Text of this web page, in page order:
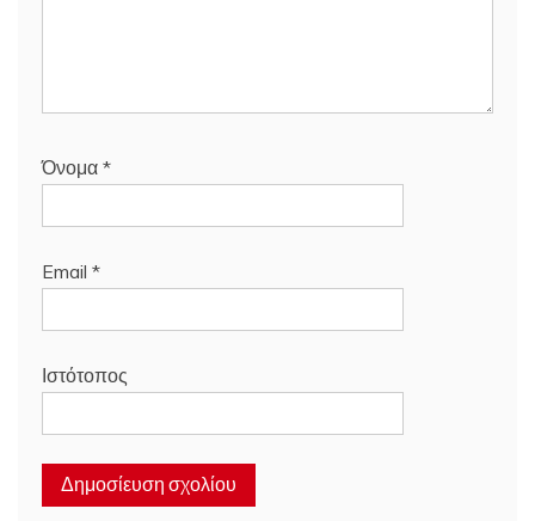
Όνομα *
Email *
Ιστότοπος